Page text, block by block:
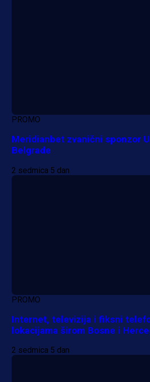
PROMO
Meridianbet zvanični sponzor
Belgrade
2 sedmica 5 dan
PROMO
Internet, televizija i fiksni
lokacijama širom Bosne i
2 sedmica 5 dan